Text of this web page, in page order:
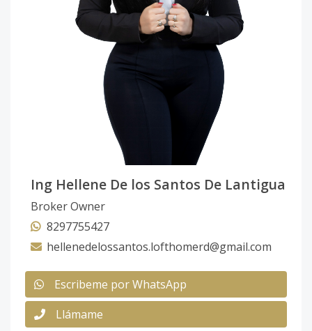
Ing Hellene De los Santos De Lantigua
Broker Owner
8297755427
hellenedelossantos.lofthomerd@gmail.com
Escribeme por WhatsApp
Llámame